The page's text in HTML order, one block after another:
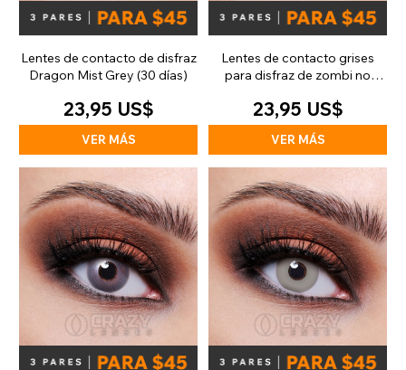
Lentes de contacto de disfraz
Dragon Mist Grey (30 días)
23,95 US$
VER MÁS
Lentes de contacto grises
para disfraz de zombi no
23,95 US$
VER MÁS